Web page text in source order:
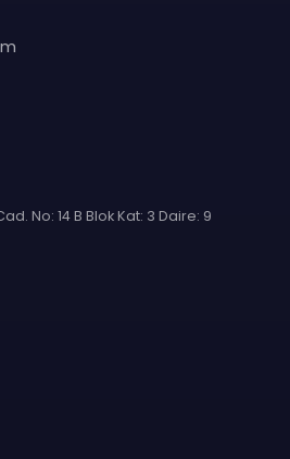
No: 14 B Blok Kat: 3 Daire: 9